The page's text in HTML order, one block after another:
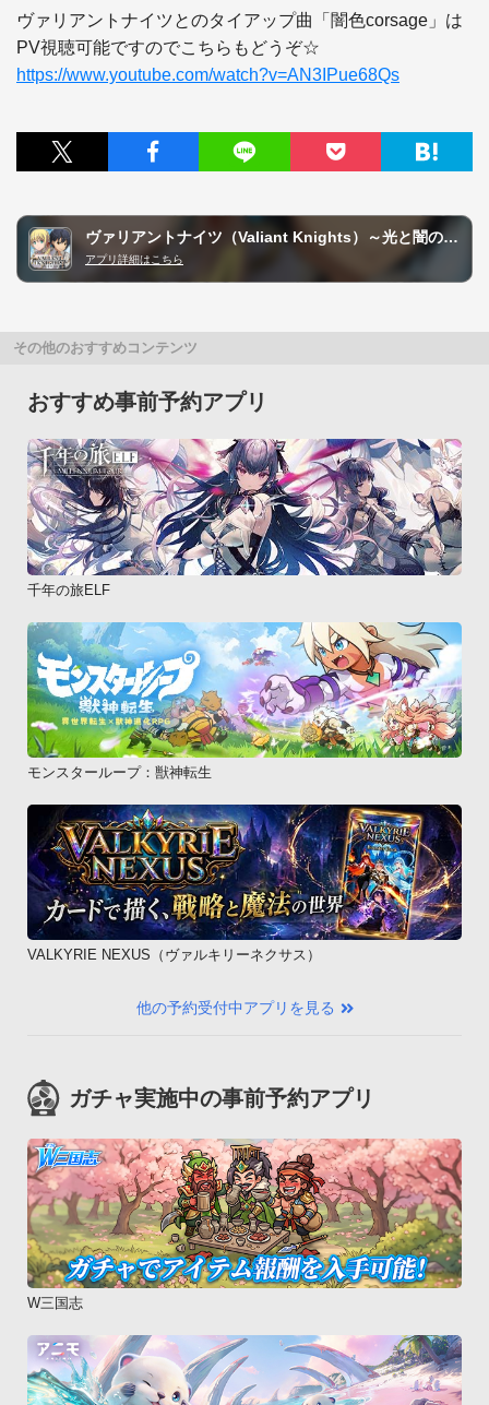
ヴァリアントナイツとのタイアップ曲「闇色corsage」は
https://www.youtube.com/watch?v=AN3IPue68Qs
ヴァリアントナイツ（Valiant Knights）～光と闇の覚醒～
アプリ詳細はこちら
その他のおすすめコンテンツ
おすすめ事前予約アプリ
千年の旅ELF
モンスターループ：獣神転生
VALKYRIE NEXUS（ヴァルキリーネクサス）
他の予約受付中アプリを見る
ガチャ実施中の事前予約アプリ
W三国志